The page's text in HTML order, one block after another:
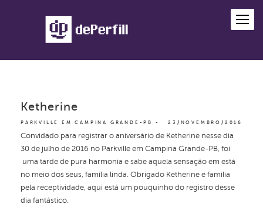
PARKVILLE EM CAMPINA GRANDE-PB 23/NOVEMBRO/2016
Ketherine
Convidado para registrar o aniversário de Ketherine nesse dia
30 de julho de 2016 no Parkville em Campina Grande-PB, foi
uma tarde de pura harmonia e sabe aquela sensação em está
no meio dos seus, família linda. Obrigado Ketherine e família
pela receptividade, aqui está um pouquinho do registro desse
dia fantástico.